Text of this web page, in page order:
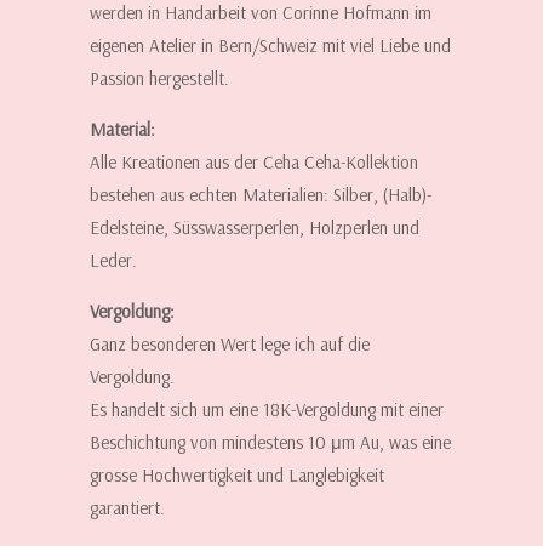
werden in Handarbeit von Corinne Hofmann im
eigenen Atelier in Bern/Schweiz mit viel Liebe und
Passion hergestellt.
Material:
Alle Kreationen aus der Ceha Ceha-Kollektion
bestehen aus echten Materialien: Silber, (Halb)-
Edelsteine, Süsswasserperlen, Holzperlen und
Leder.
Vergoldung:
Ganz besonderen Wert lege ich auf die
Vergoldung.
Es handelt sich um eine 18K-Vergoldung mit einer
Beschichtung von mindestens 10 μm Au, was eine
grosse Hochwertigkeit und Langlebigkeit
garantiert.